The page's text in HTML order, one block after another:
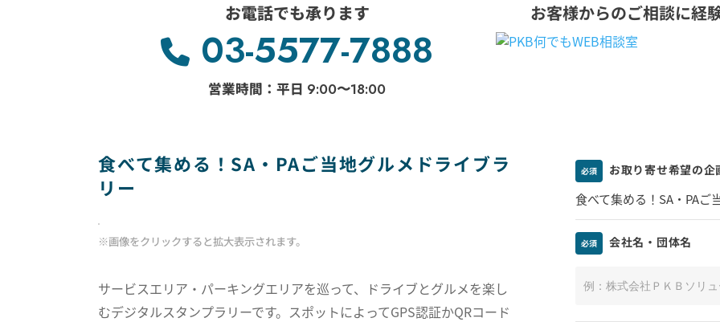
お電話でも承ります
03-5577-7888
営業時間：平日 9:00〜18:00
お客様からのご相談に経
食べて集める！SA・PAご当地グルメドライブラ
リー
※画像をクリックすると拡大表示されます。
サービスエリア・パーキングエリアを巡って、ドライブとグルメを楽し
むデジタルスタンプラリーです。スポットによってGPS認証かQRコード
必須 お取り寄せ希望の企
食べて集める！SA・PAご
必須 会社名・団体名